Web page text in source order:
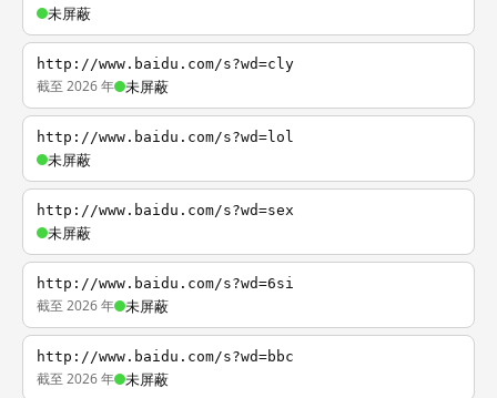
未屏蔽
http://www.baidu.com/s?wd=cly
截至 2026 年 未屏蔽
http://www.baidu.com/s?wd=lol
未屏蔽
http://www.baidu.com/s?wd=sex
未屏蔽
http://www.baidu.com/s?wd=6si
截至 2026 年 未屏蔽
http://www.baidu.com/s?wd=bbc
截至 2026 年 未屏蔽